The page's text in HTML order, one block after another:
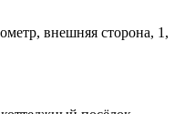
внешняя сторона, 1,